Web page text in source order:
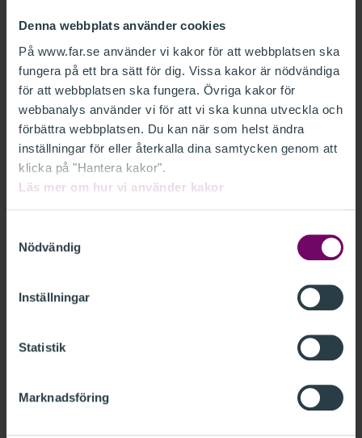
Denna webbplats använder cookies
På www.far.se använder vi kakor för att webbplatsen ska
fungera på ett bra sätt för dig. Vissa kakor är nödvändiga
för att webbplatsen ska fungera. Övriga kakor för
webbanalys använder vi för att vi ska kunna utveckla och
förbättra webbplatsen. Du kan när som helst ändra
inställningar för eller återkalla dina samtycken genom att
klicka på "Hantera kakor".
Läs mer om hur vi använder kakor
Nödvändig
Inställningar
Statistik
Marknadsföring
paket
Prenumerera på ett av våra onlinekurs-
paket och få:
Fri tillgång till ett brett utbud av
onlinekurser
Relevanta nyhetswebbinarier
Håll dig uppdaterad och utveckla din